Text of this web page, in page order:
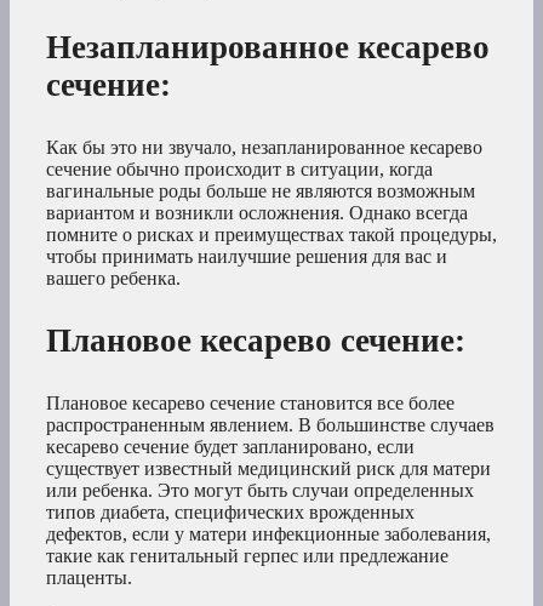
Незапланированное кесарево
сечение:
Как бы это ни звучало, незапланированное кесарево
сечение обычно происходит в ситуации, когда
вагинальные роды больше не являются возможным
вариантом и возникли осложнения. Однако всегда
помните о рисках и преимуществах такой процедуры,
чтобы принимать наилучшие решения для вас и
вашего ребенка.
Плановое кесарево сечение:
Плановое кесарево сечение становится все более
распространенным явлением. В большинстве случаев
кесарево сечение будет запланировано, если
существует известный медицинский риск для матери
или ребенка. Это могут быть случаи определенных
типов диабета, специфических врожденных
дефектов, если у матери инфекционные заболевания,
такие как генитальный герпес или предлежание
плаценты.